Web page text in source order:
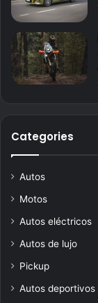
Categories
Autos
Motos
Autos eléctricos
Autos de lujo
Pickup
Autos deportivos